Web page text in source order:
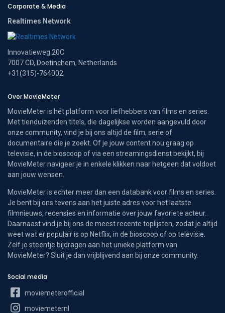
Corporate & Media
Realtimes Network
Innovatieweg 20C
7007 CD, Doetinchem, Netherlands
+31(315)-764002
Over MovieMeter
MovieMeter is hét platform voor liefhebbers van films en series.
Met tienduizenden titels, die dagelijkse worden aangevuld door
onze community, vind je bij ons altijd de film, serie of
documentaire die je zoekt. Of je jouw content nou graag op
televisie, in de bioscoop of via een streamingsdienst bekijkt, bij
MovieMeter navigeer je in enkele klikken naar hetgeen dat voldoet
aan jouw wensen.
MovieMeter is echter meer dan een databank voor films en series.
Je bent bij ons tevens aan het juiste adres voor het laatste
filmnieuws, recensies en informatie over jouw favoriete acteur.
Daarnaast vind je bij ons de meest recente toplijsten, zodat je altijd
weet wat er populair is op Netflix, in de bioscoop of op televisie.
Zelf je steentje bijdragen aan het unieke platform van
MovieMeter? Sluit je dan vrijblijvend aan bij onze community.
Social media
moviemeterofficial
moviemeternl